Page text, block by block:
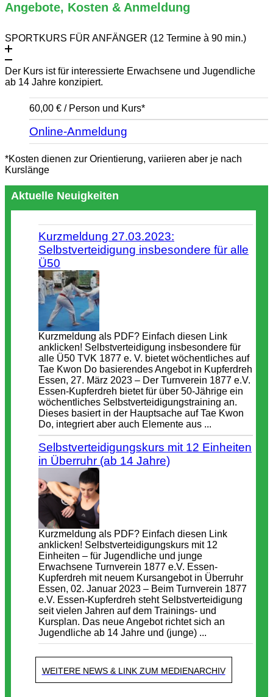
Angebote, Kosten & Anmeldung
SPORTKURS FÜR ANFÄNGER (12 Termine à 90 min.)
Der Kurs ist für interessierte Erwachsene und Jugendliche
ab 14 Jahre konzipiert.
60,00 € / Person und Kurs*
Online-Anmeldung
*Kosten dienen zur Orientierung, variieren aber je nach
Kurslänge
Aktuelle Neuigkeiten
Kurzmeldung 27.03.2023:
Selbstverteidigung insbesondere für alle
Ü50
Kurzmeldung als PDF? Einfach diesen Link
anklicken! Selbstverteidigung insbesondere für
alle Ü50 TVK 1877 e. V. bietet wöchentliches auf
Tae Kwon Do basierendes Angebot in Kupferdreh
Essen, 27. März 2023 – Der Turnverein 1877 e.V.
Essen-Kupferdreh bietet für über 50-Jährige ein
wöchentliches Selbstverteidigungstraining an.
Dieses basiert in der Hauptsache auf Tae Kwon
Do, integriert aber auch Elemente aus ...
Selbstverteidigungskurs mit 12 Einheiten
in Überruhr (ab 14 Jahre)
Kurzmeldung als PDF? Einfach diesen Link
anklicken! Selbstverteidigungskurs mit 12
Einheiten – für Jugendliche und junge
Erwachsene Turnverein 1877 e.V. Essen-
Kupferdreh mit neuem Kursangebot in Überruhr
Essen, 02. Januar 2023 – Beim Turnverein 1877
e.V. Essen-Kupferdreh steht Selbstverteidigung
seit vielen Jahren auf dem Trainings- und
Kursplan. Das neue Angebot richtet sich an
Jugendliche ab 14 Jahre und (junge) ...
WEITERE NEWS & LINK ZUM MEDIENARCHIV